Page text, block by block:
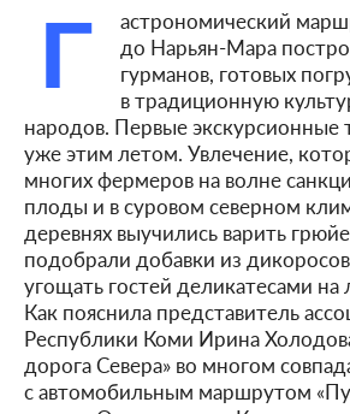
Г
астрономический
до Нарьян-Мара
гурманов, готовых
в традиционную
народов. Первые
уже этим летом. Увлечение,
многих фермеров на волне
плоды и в суровом северном
деревнях выучились варить
подобрали добавки из
угощать гостей деликатесами на
Как пояснила представитель
Республики Коми Ирина
дорога Севера» во многом
с автомобильным маршрутом